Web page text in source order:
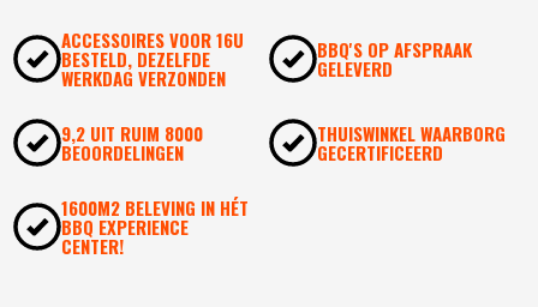
ACCESSOIRES VOOR 16U
BESTELD, DEZELFDE
WERKDAG VERZONDEN
BBQ'S OP AFSPRAAK
GELEVERD
9,2 UIT RUIM 8000
BEOORDELINGEN
THUISWINKEL WAARBORG
GECERTIFICEERD
1600M2 BELEVING IN HÉT
BBQ EXPERIENCE
CENTER!